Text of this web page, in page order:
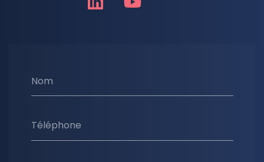
Nom
Téléphone